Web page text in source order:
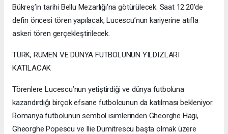
Bükreş’in tarihi Bellu Mezarlığı’na götürülecek. Saat 12.20’de
defin öncesi tören yapılacak, Lucescu’nun kariyerine atıfla
askeri tören gerçekleştirilecek.
TÜRK, RUMEN VE DÜNYA FUTBOLUNUN YILDIZLARI
KATILACAK
Törenlere Lucescu’nun yetiştirdiği ve dünya futboluna
kazandırdığı birçok efsane futbolcunun da katılması bekleniyor.
Romanya futbolunun sembol isimlerinden Gheorghe Hagi,
Gheorghe Popescu ve Ilie Dumitrescu başta olmak üzere